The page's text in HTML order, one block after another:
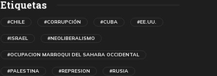
Etiquetas
#CHILE #CORRUPCIÓN #CUBA #EE.UU.
#ISRAEL #NEOLIBERALISMO
#OCUPACION MARROQUI DEL SAHARA OCCIDENTAL
#PALESTINA #REPRESION #RUSIA